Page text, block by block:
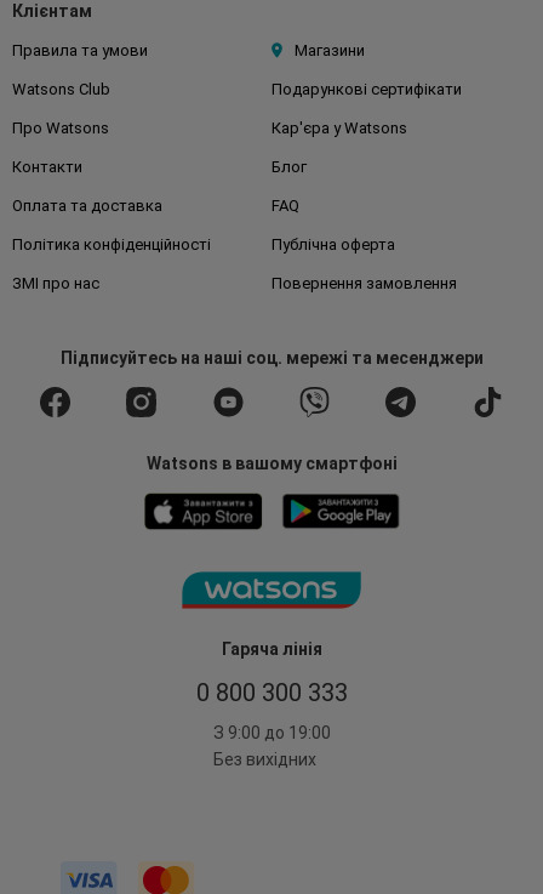
Гаряча лінія
0 800 300 333
З 9:00 до 19:00
Без вихідних
Клієнтам
Правила та умови Магазини
Watsons Club Подарункові сертифікати
Про Watsons Кар'єра у Watsons
Контакти Блог
Оплата та доставка FAQ
Політика конфіденційності Публічна оферта
ЗМІ про нас Повернення замовлення
Підписуйтесьна наші соц. мережі та месенджери
Watsons в вашому смартфоні